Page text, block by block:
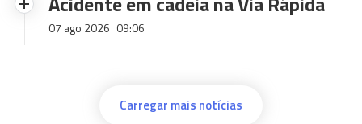
07 ago 2026 09:06
Carregar mais notícias